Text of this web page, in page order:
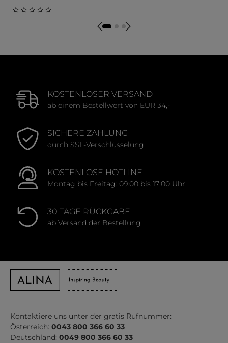
Durchschnittliche Bewertung von 0 von 5 Sternen
KOSTENLOSER VERSAND
ab einem Bestellwert von EUR 34,-
SICHERE ZAHLUNG
durch SSL-Verschlüsselung
KOSTENLOSE HOTLINE
Montag bis Freitag: 09:00 bis 17:00 Uhr
30 TAGE RÜCKGABE
ab Versand der Bestellung
Kontaktiere uns unter der gratis Rufnummer:
Österreich: 0043 800 366 60 33
Deutschland: 0049 800 366 60 33